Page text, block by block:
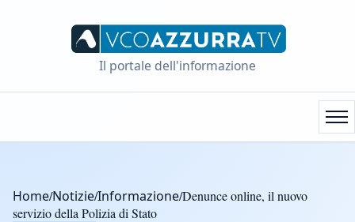
Il portale dell'informazione
Home/Notizie/Informazione/Denunce online, il nuovo
servizio della Polizia di Stato